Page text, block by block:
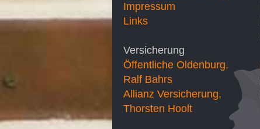
Impressum
Links
Versicherung
Öffentliche Oldenburg,
Ralf Bahrs
Allianz Versicherung,
Thorsten Hoolt